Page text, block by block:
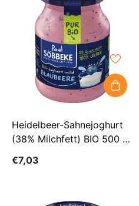
Heidelbeer-Sahnejoghurt
(38% Milchfett) BIO 500 G
€7,03